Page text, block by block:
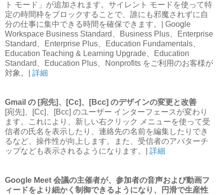
ト モード」が追加されます。サイレント モードを使って特
定の時間枠をブロックすることで、誰にも邪魔されずに自
分の仕事に集中できる時間を確保できます。| Google
Workspace Business Standard、Business Plus、Enterprise
Standard、Enterprise Plus、Education Fundamentals、
Education Teaching & Learning Upgrade、Education
Standard、Education Plus、Nonprofits をご利用のお客様が
対象。| 詳細
Gmail の [宛先]、[Cc]、[Bcc] のデザインの変更と改善
[宛先]、[Cc]、[Bcc] のユーザー インターフェースが変わり
ます。これにより、新しい右クリック メニューを使って受
信者の氏名を表示したり、連絡先の名前を編集したりでき
るなど、操作性が向上します。また、受信者のアバターチ
ップなども表示されるようになります。| 詳細
Google Meet 会議の主催者が、参加者の音声および動画フ
ィードをより細かく制御できるようになり、円滑で生産性